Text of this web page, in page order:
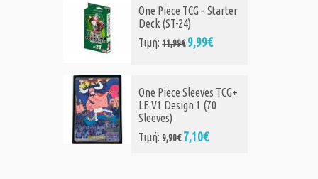
One Piece TCG – Starter
Deck (ST-24)
Τιμή:11,99€ 9,99€
One Piece Sleeves TCG+
LE V1 Design 1 (70
Sleeves)
Τιμή:9,90€ 7,10€